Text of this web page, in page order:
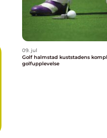
09. jul
Golf halmstad kuststadens kompletta
golfupplevelse